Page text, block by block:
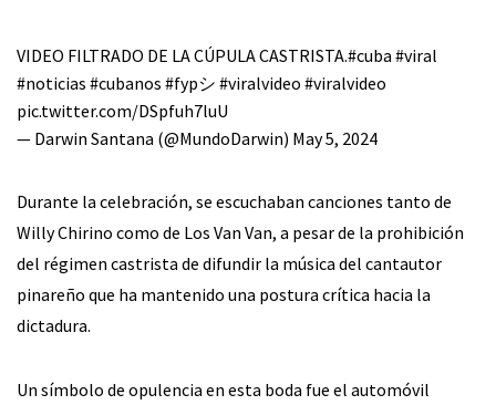
VIDEO FILTRADO DE LA CÚPULA CASTRISTA.#cuba #viral
#noticias #cubanos #fypシ #viralvideo #viralvideo
pic.twitter.com/DSpfuh7luU
— Darwin Santana (@MundoDarwin) May 5, 2024
Durante la celebración, se escuchaban canciones tanto de
Willy Chirino como de Los Van Van, a pesar de la prohibición
del régimen castrista de difundir la música del cantautor
pinareño que ha mantenido una postura crítica hacia la
dictadura.
Un símbolo de opulencia en esta boda fue el automóvil